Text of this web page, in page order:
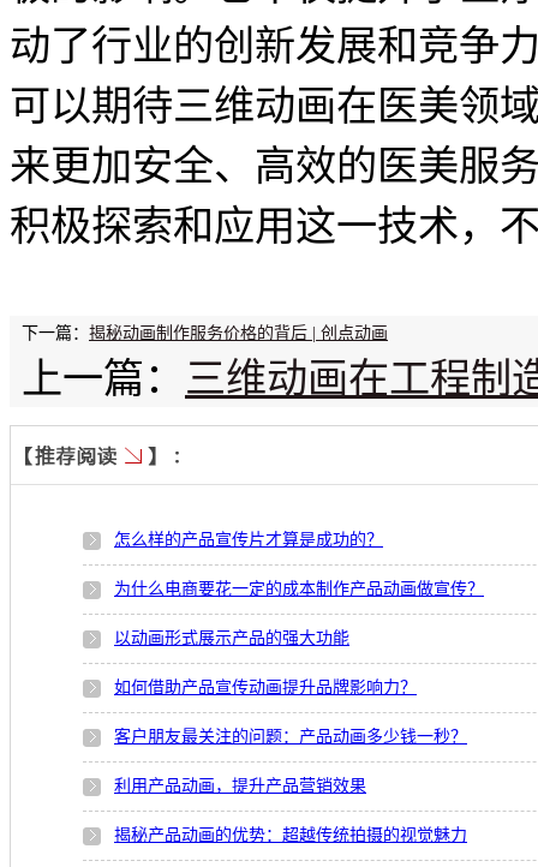
动了行业的创新发展和竞争
可以期待三维动画在医美领
来更加安全、高效的医美服
积极探索和应用这一技术，
下一篇： 揭秘动画制作服务价格的背后 | 创点动画
上一篇： 三维动画在工程制
怎么样的产品宣传片才算是成功的？
为什么电商要花一定的成本制作产品动画做宣传？
以动画形式展示产品的强大功能
如何借助产品宣传动画提升品牌影响力？
客户朋友最关注的问题：产品动画多少钱一秒？
利用产品动画，提升产品营销效果
揭秘产品动画的优势：超越传统拍摄的视觉魅力